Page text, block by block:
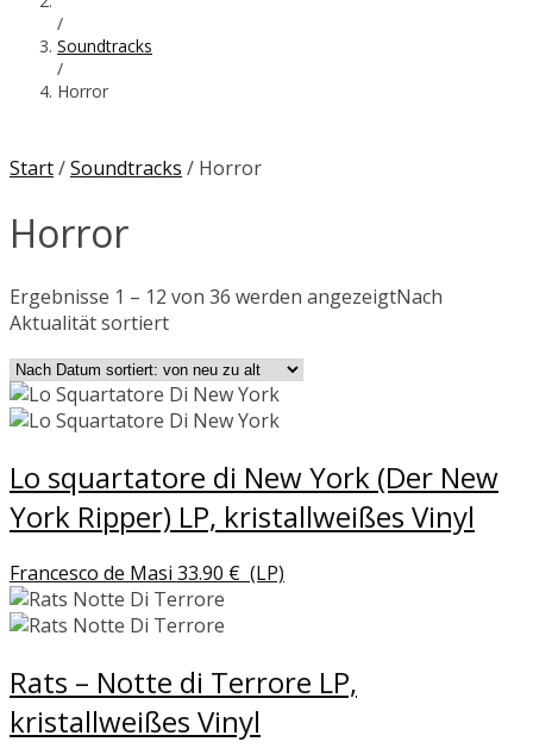
/
Soundtracks
/
Horror
Start/Soundtracks / Horror
Horror
Ergebnisse 1 – 12 von 36 werden angezeigtNach
Aktualität sortiert
Lo squartatore di New York (Der New
York Ripper) LP, kristallweißes Vinyl
Francesco de Masi 33.90 € (LP)
Rats – Notte di Terrore LP,
kristallweißes Vinyl